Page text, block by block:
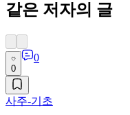
같은 저자의 글
0
0
사주-기초